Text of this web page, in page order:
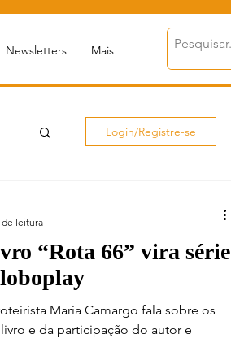
Newsletters Mais
Login/Registre-se
“Rota 66” vira série
Maria Camargo fala sobre os
e da participação do autor e
de leitura